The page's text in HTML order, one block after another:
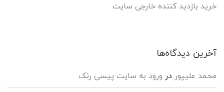
خرید بازدید کننده خارجی سایت
آخرین دیدگاه‌ها
محمد علیپور در ورود به سایت پیسی رنک